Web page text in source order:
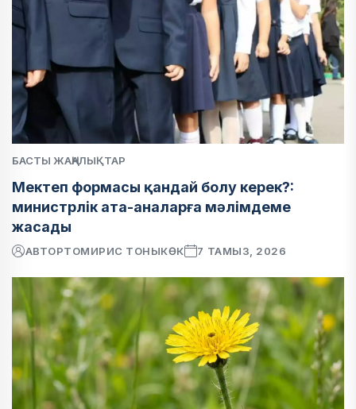
БАСТЫ ЖАҢАЛЫҚТАР
Мектеп формасы қандай болу керек?:
министрлік ата-аналарға мәлімдеме
жасады
АВТОРТОМИРИС ТОНЫКӨК 7 ТАМЫЗ, 2026